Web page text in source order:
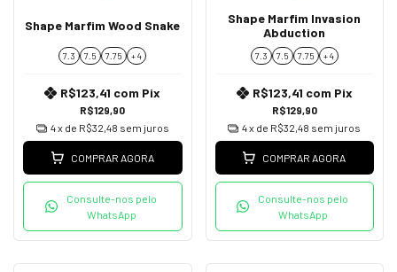
Shape Marfim Wood Snake
7.3 7.5 7.75 + 4
R$129,90
R$123,41 com Pix
4x de R$32,48 sem juros
COMPRAR AGORA
Consulte-nos pelo
WhatsApp
Shape Marfim Invasion
Abduction
7.3 7.5 7.75 + 4
R$129,90
R$123,41 com Pix
4x de R$32,48 sem juros
COMPRAR AGORA
Consulte-nos pelo
WhatsApp